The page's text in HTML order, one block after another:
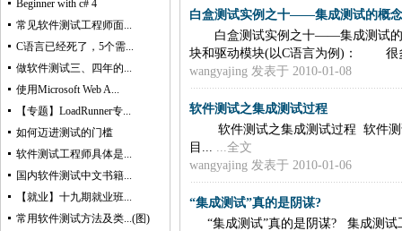
Beginner with c# 4
常见软件测试工程师面...
C语言已经死了，5个需...
做软件测试三、四年的...
使用Microsoft Web A...
【专题】LoadRunner专...
如何迈进测试的门槛
软件测试工程师具体是...
国内软件测试中文书籍...
【就业】十九期就业班...
常用软件测试方法及类...(图)
白盒测试实例之十——集成测试的概
白盒测试实例之十——集成测试
块和驱动模块(以C语言为例)： 很
wangyajing 发表于 2010-01-08
软件测试之集成测试过程
软件测试之集成测试过程 软件
目...
...全文
wangyajing 发表于 2010-01-06
“集成测试”真的是阴谋?
“集成测试”真的是阴谋? 集成测